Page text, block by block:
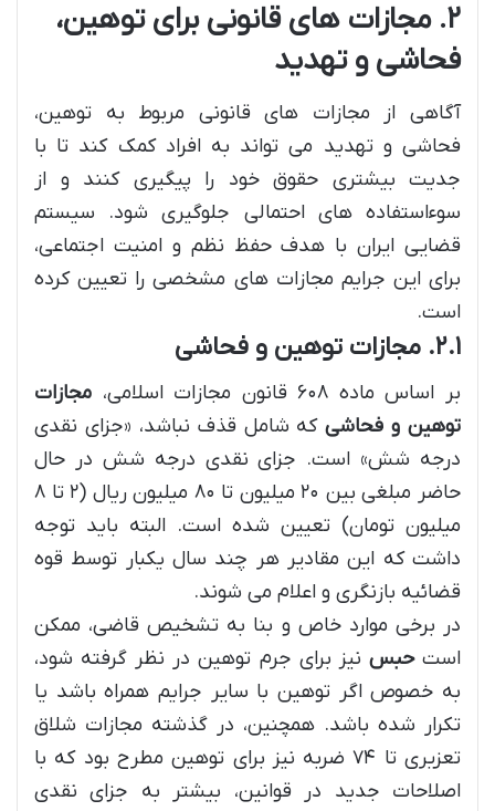
۲. مجازات های قانونی برای توهین،
فحاشی و تهدید
آگاهی از مجازات های قانونی مربوط به توهین،
فحاشی و تهدید می تواند به افراد کمک کند تا با
جدیت بیشتری حقوق خود را پیگیری کنند و از
سوءاستفاده های احتمالی جلوگیری شود. سیستم
قضایی ایران با هدف حفظ نظم و امنیت اجتماعی،
برای این جرایم مجازات های مشخصی را تعیین کرده
است.
۲.۱. مجازات توهین و فحاشی
بر اساس ماده ۶۰۸ قانون مجازات اسلامی،
مجازات
توهین و فحاشیکه شامل قذف نباشد، «جزای نقدی
درجه شش» است. جزای نقدی درجه شش در حال
حاضر مبلغی بین ۲۰ میلیون تا ۸۰ میلیون ریال (۲ تا ۸
میلیون تومان) تعیین شده است. البته باید توجه
داشت که این مقادیر هر چند سال یکبار توسط قوه
قضائیه بازنگری و اعلام می شوند.
در برخی موارد خاص و بنا به تشخیص قاضی، ممکن
استحبس نیز برای جرم توهین در نظر گرفته شود،
به خصوص اگر توهین با سایر جرایم همراه باشد یا
تکرار شده باشد. همچنین، در گذشته مجازات شلاق
تعزیری تا ۷۴ ضربه نیز برای توهین مطرح بود که با
اصلاحات جدید در قوانین، بیشتر به جزای نقدی